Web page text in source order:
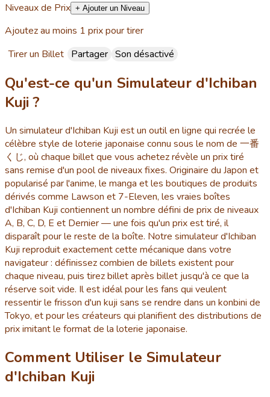
Niveaux de Prix + Ajouter un Niveau
Ajoutez au moins 1 prix pour tirer
Tirer un Billet Partager Son désactivé
Qu'est-ce qu'un Simulateur d'Ichiban
Kuji ?
Un simulateur d'Ichiban Kuji est un outil en ligne qui recrée le
célèbre style de loterie japonaise connu sous le nom de 一番
くじ, où chaque billet que vous achetez révèle un prix tiré
sans remise d'un pool de niveaux fixes. Originaire du Japon et
popularisé par l'anime, le manga et les boutiques de produits
dérivés comme Lawson et 7-Eleven, les vraies boîtes
d'Ichiban Kuji contiennent un nombre défini de prix de niveaux
A, B, C, D, E et Dernier — une fois qu'un prix est tiré, il
disparaît pour le reste de la boîte. Notre simulateur d'Ichiban
Kuji reproduit exactement cette mécanique dans votre
navigateur : définissez combien de billets existent pour
chaque niveau, puis tirez billet après billet jusqu'à ce que la
réserve soit vide. Il est idéal pour les fans qui veulent
ressentir le frisson d'un kuji sans se rendre dans un konbini de
Tokyo, et pour les créateurs qui planifient des distributions de
prix imitant le format de la loterie japonaise.
Comment Utiliser le Simulateur
d'Ichiban Kuji